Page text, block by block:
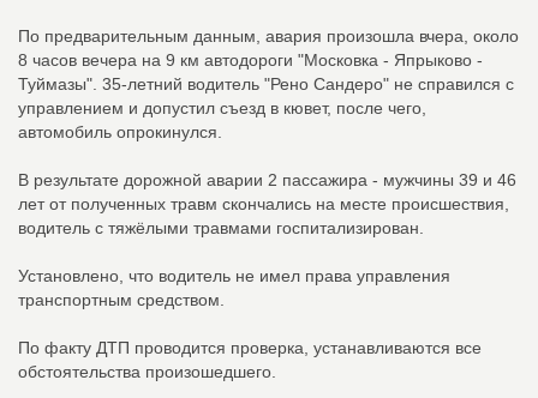
По предварительным данным, авария произошла вчера, около
8 часов вечера на 9 км автодороги "Московка - Япрыково -
Туймазы". 35-летний водитель "Рено Сандеро" не справился с
управлением и допустил съезд в кювет, после чего,
автомобиль опрокинулся.
В результате дорожной аварии 2 пассажира - мужчины 39 и 46
лет от полученных травм скончались на месте происшествия,
водитель с тяжёлыми травмами госпитализирован.
Установлено, что водитель не имел права управления
транспортным средством.
По факту ДТП проводится проверка, устанавливаются все
обстоятельства произошедшего.